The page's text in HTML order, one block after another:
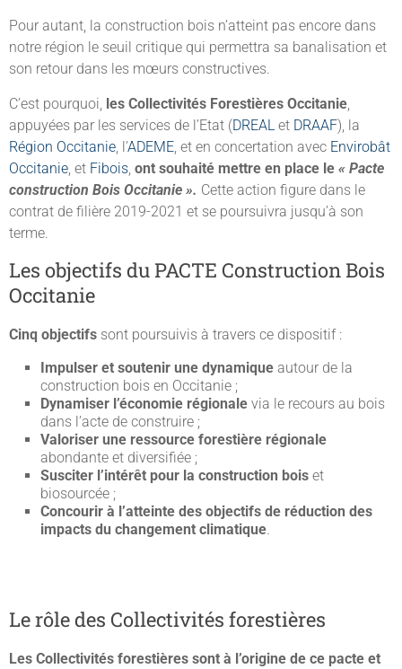
Pour autant, la construction bois n’atteint pas encore dans
notre région le seuil critique qui permettra sa banalisation et
son retour dans les mœurs constructives.
C’est pourquoi, les Collectivités Forestières Occitanie,
appuyées par les services de l’Etat (DREAL et DRAAF), la
Région Occitanie, l’ADEME, et en concertation avec Envirobât
Occitanie, et Fibois, ont souhaité mettre en place le « Pacte
construction Bois Occitanie ». Cette action figure dans le
contrat de filière 2019-2021 et se poursuivra jusqu’à son
terme.
Les objectifs du PACTE Construction Bois
Occitanie
Cinq objectifs sont poursuivis à travers ce dispositif :
Impulser et soutenir une dynamique autour de la
construction bois en Occitanie ;
Dynamiser l’économie régionale via le recours au bois
dans l’acte de construire ;
Valoriser une ressource forestière régionale
abondante et diversifiée ;
Susciter l’intérêt pour la construction bois et
biosourcée ;
Concourir à l’atteinte des objectifs de réduction des
impacts du changement climatique.
Le rôle des Collectivités forestières
Les Collectivités forestières sont à l’origine de ce pacte et